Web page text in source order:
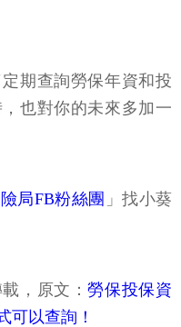
期查詢勞保年資和投
也對你的未來多加一
局FB粉絲團 」找小葵
載，原文：勞保投保資
可以查詢！